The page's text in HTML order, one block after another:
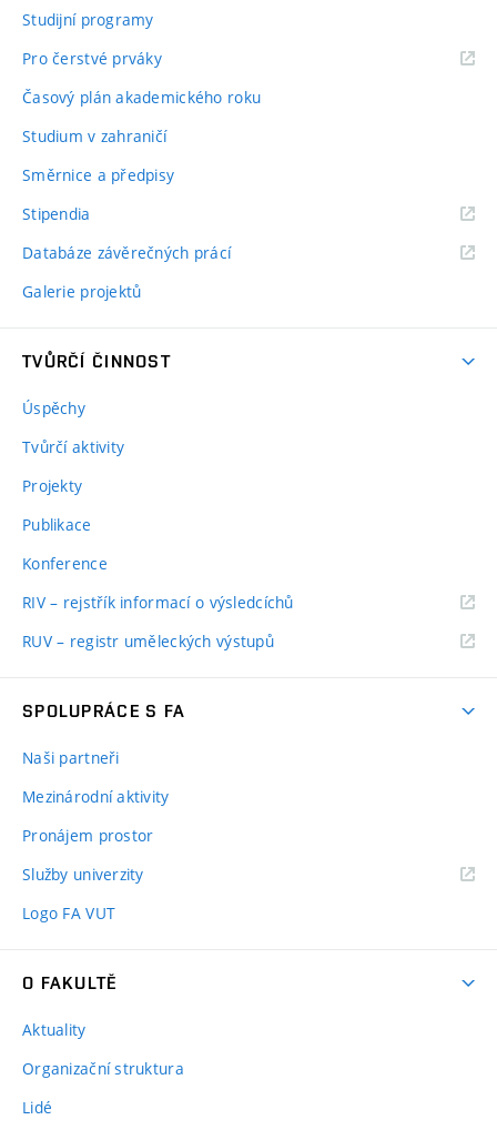
Studijní programy
Pro čerstvé prváky
Časový plán akademického roku
Studium v zahraničí
Směrnice a předpisy
Stipendia
Databáze závěrečných prácí
Galerie projektů
TVŮRČÍ ČINNOST
Úspěchy
Tvůrčí aktivity
Projekty
Publikace
Konference
RIV – rejstřík informací o výsledcíchů
RUV – registr uměleckých výstupů
SPOLUPRÁCE S FA
Naši partneři
Mezinárodní aktivity
Pronájem prostor
Služby univerzity
Logo FA VUT
O FAKULTĚ
Aktuality
Organizační struktura
Lidé